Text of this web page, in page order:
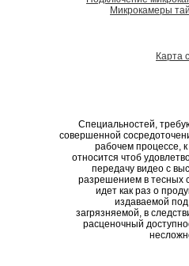
Микрокамеры
Карта
Специальностей,
совершенной
рабочем процессе,
относится чтоб
передачу видео с
разрешением в тесных
идет как раз о
издаваемой под
загрязняемой, в
расценочный